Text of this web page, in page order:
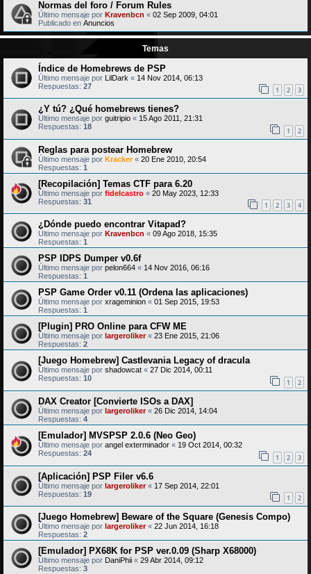
Normas del foro / Forum Rules
Último mensaje por Kravenbcn « 02 Sep 2009, 04:01
Publicado en Anuncios
Temas
Índice de Homebrews de PSP
Último mensaje por LilDark « 14 Nov 2014, 06:13
Respuestas: 27 1 2 3
¿Y tú? ¿Qué homebrews tienes?
Último mensaje por guitripio « 15 Ago 2011, 21:31
Respuestas: 18 1 2
Reglas para postear Homebrew
Último mensaje por Kracker« 20 Ene 2010, 20:54
Respuestas: 1
[Recopilación] Temas CTF para 6.20
Último mensaje por fidelcastro « 20 May 2023, 12:33
Respuestas: 31 1 2 3 4
¿Dónde puedo encontrar Vitapad?
Último mensaje por Kravenbcn « 09 Ago 2018, 15:35
Respuestas: 1
PSP IDPS Dumper v0.6f
Último mensaje por pelon664 « 14 Nov 2016, 06:16
Respuestas: 1
PSP Game Order v0.11 (Ordena las aplicaciones)
Último mensaje por xrageminion « 01 Sep 2015, 19:53
Respuestas: 1
[Plugin] PRO Online para CFW ME
Último mensaje por largeroliker« 23 Ene 2015, 21:06
Respuestas: 2
[Juego Homebrew] Castlevania Legacy of dracula
Último mensaje por shadowcat « 27 Dic 2014, 00:11
Respuestas: 10 1 2
DAX Creator [Convierte ISOs a DAX]
Último mensaje por largeroliker« 26 Dic 2014, 14:04
Respuestas: 4
[Emulador] MVSPSP 2.0.6 (Neo Geo)
Último mensaje por angel exterminador « 19 Oct 2014, 00:32
Respuestas: 24 1 2 3
[Aplicación] PSP Filer v6.6
Último mensaje por largeroliker« 17 Sep 2014, 22:01
Respuestas: 19 1 2
[Juego Homebrew] Beware of the Square (Genesis Compo)
Último mensaje por largeroliker« 22 Jun 2014, 16:18
Respuestas: 2
[Emulador] PX68K for PSP ver.0.09 (Sharp X68000)
Último mensaje por DaniPhii « 29 Abr 2014, 09:12
Respuestas: 3